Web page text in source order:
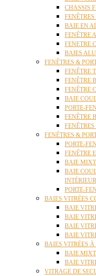
CHASSIS
BAIE EN
FENÊTRE
FENETRE
BAIES
FENÊTRES &
FENÊTRE
FENÊTRE
FENÊTRE
BAIE
PORTE-
FENÊTRE
FENÊTRES
FENÊTRES &
PORTE-
FENÊTRE
BAIE
BAIE
PORTE-
BAIES VITRÉES
BAIE
BAIE
BAIE
BAIE
BAIES VITRÉES
BAIE
BAIE
VITRAGE DE